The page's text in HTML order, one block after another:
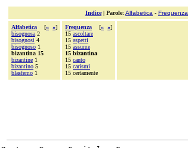
Indice| Parole: Alfabetica - Frequenza
Alfabetica [« »]
bisognosa 2
bisognosi 4
bisognoso 1
bizantina 15
bizantine 1
bizantino 5
blasfemo 1
Frequenza [« »]
15 ascoltare
15 aspetti
15 assume
15 bizantina
15 canto
15 carismi
15 certamente